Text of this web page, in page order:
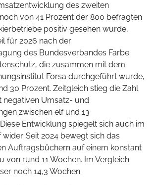
des zweiten
von 41 Prozent der 800 befragten
positiv gesehen wurde,
für 2026 nach der
des Bundesverbandes Farbe
die zusammen mit dem
Forsa durchgeführt wurde,
30 Prozent. Zeitgleich stieg die Zahl
negativen Umsatz- und
zwischen elf und 13
Entwicklung spiegelt sich auch im
Seit 2024 bewegt sich das
Auftragsbüchern auf einem konstant
von rund 11 Wochen. Im Vergleich:
noch 14,3 Wochen.